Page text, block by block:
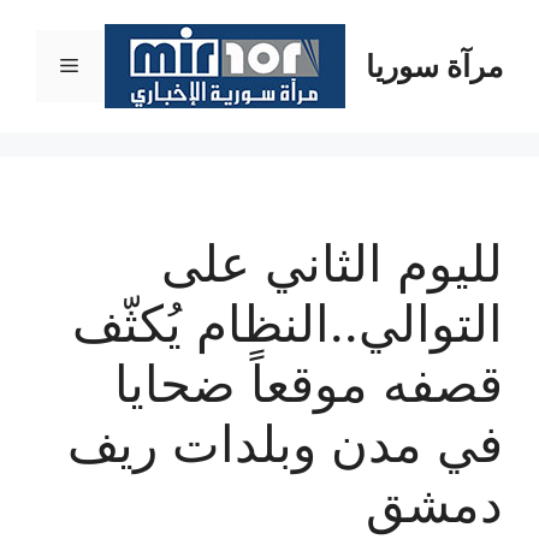
المحتوىمرآة سوريا القائمة
لليوم الثاني على
التوالي..النظام يُكثّف
قصفه موقعاً ضحايا
في مدن وبلدات ريف
دمشق